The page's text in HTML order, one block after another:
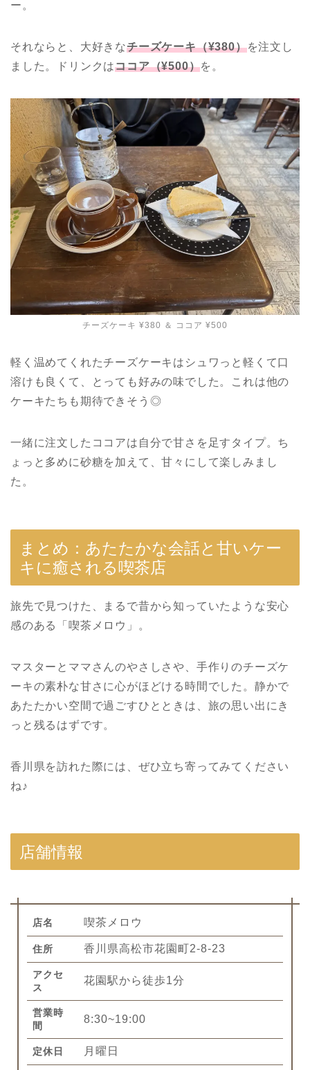
ー。
それならと、大好きなチーズケーキ（¥380）を注文し
ました。ドリンクはココア（¥500）を。
チーズケーキ ¥380 ＆ ココア ¥500
軽く温めてくれたチーズケーキはシュワっと軽くて口
溶けも良くて、とっても好みの味でした。これは他の
ケーキたちも期待できそう◎
一緒に注文したココアは自分で甘さを足すタイプ。ち
ょっと多めに砂糖を加えて、甘々にして楽しみまし
た。
まとめ：あたたかな会話と甘いケー
キに癒される喫茶店
旅先で見つけた、まるで昔から知っていたような安心
感のある「喫茶メロウ」。
マスターとママさんのやさしさや、手作りのチーズケ
ーキの素朴な甘さに心がほどける時間でした。静かで
あたたかい空間で過ごすひとときは、旅の思い出にき
っと残るはずです。
香川県を訪れた際には、ぜひ立ち寄ってみてください
ね♪
店舗情報
店名 喫茶メロウ
住所 香川県高松市花園町2-8-23
アクセ
ス
花園駅から徒歩1分
営業時
間
8:30~19:00
定休日 月曜日